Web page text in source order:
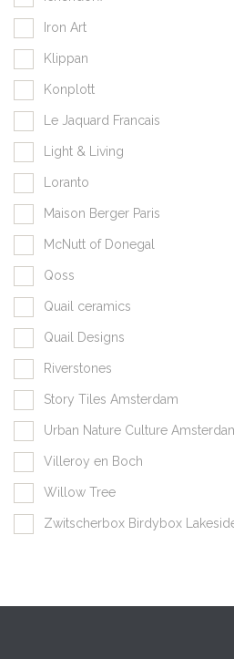
Iron Art
Klippan
Konplott
Le Jaquard Francais
Light & Living
Loranto
Maison Berger Paris
McNutt of Donegal
Qoss
Quail ceramics
Quail Designs
Riverstones
Story Tiles Amsterdam
Urban Nature Culture
Villeroy en Boch
Willow Tree
Zwitscherbox Birdybox